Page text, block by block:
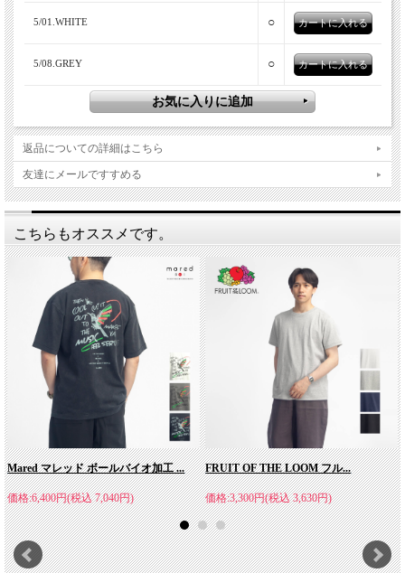
5/01.WHITE ○
5/08.GREY ○
返品についての詳細はこちら
友達にメールですすめる
こちらもオススメです。
Mared マレッド ボールバイオ加工 ...
価格:6,400円(税込 7,040円)
FRUIT OF THE LOOM フル...
価格:3,300円(税込 3,630円)